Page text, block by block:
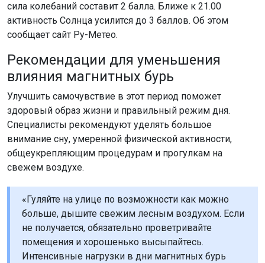
сила колебаний составит 2 балла. Ближе к 21.00
активность Солнца усилится до 3 баллов. Об этом
сообщает сайт Ру-Метео.
Рекомендации для уменьшения
влияния магнитных бурь
Улучшить самочувствие в этот период поможет
здоровый образ жизни и правильный режим дня.
Специалисты рекомендуют уделять большое
внимание сну, умеренной физической активности,
общеукрепляющим процедурам и прогулкам на
свежем воздухе.
«Гуляйте на улице по возможности как можно
больше, дышите свежим лесным воздухом. Если
не получается, обязательно проветривайте
помещения и хорошенько высыпайтесь.
Интенсивные нагрузки в дни магнитных бурь